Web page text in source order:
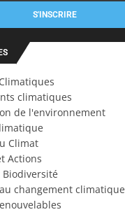
S'INSCRIRE
climatiques
de l'environnement
Climat
Actions
Biodiversité
changement climatique